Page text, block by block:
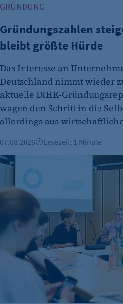
GRÜNDUNG
Gründungszahlen
bleibt größte Hürde
Das Interesse an
Deutschland nimmt wieder
aktuelle DIHK-
wagen den Schritt in die
allerdings aus
07.08.2026 Lesezeit: 1 Minute
IHK-Umfragen: Hohe